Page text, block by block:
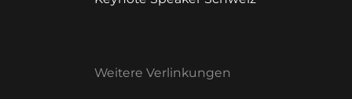
Weitere Verlinkungen